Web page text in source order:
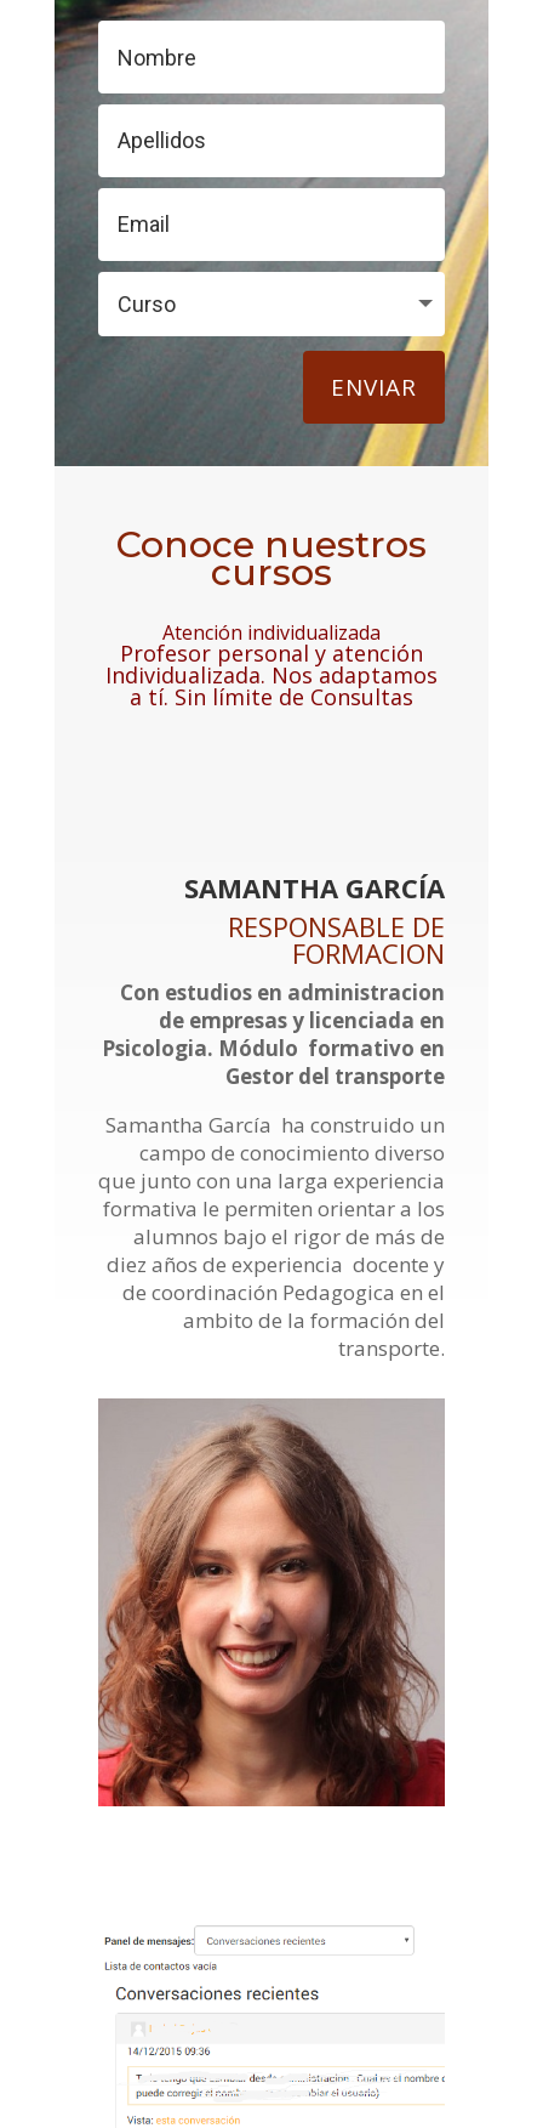
ENVIAR
Conoce nuestros
cursos
Atención individualizada
Profesor personal y atención
Individualizada. Nos adaptamos
a tí. Sin límite de Consultas
SAMANTHA GARCÍA
RESPONSABLE DE
FORMACION
Con estudios en administracion
de empresas y licenciada en
Psicologia. Módulo formativo en
Gestor del transporte
Samantha García ha construido un
campo de conocimiento diverso
que junto con una larga experiencia
formativa le permiten orientar a los
alumnos bajo el rigor de más de
diez años de experiencia docente y
de coordinación Pedagogica en el
ambito de la formación del
transporte.